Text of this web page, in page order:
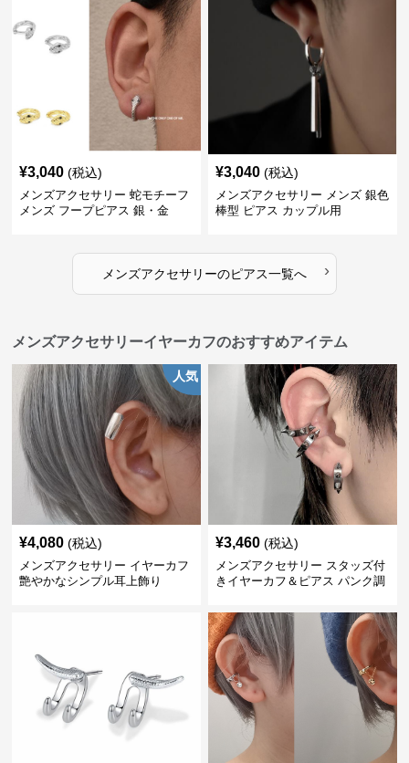
¥3,040 (税込)
メンズアクセサリー 蛇モチーフ
メンズ フープピアス 銀・金
¥3,040 (税込)
メンズアクセサリー メンズ 銀色
棒型 ピアス カップル用
メンズアクセサリーのピアス一覧へ ›
メンズアクセサリーイヤーカフのおすすめアイテム
人気
¥4,080 (税込)
メンズアクセサリー イヤーカフ
艶やかなシンプル耳上飾り
¥3,460 (税込)
メンズアクセサリー スタッズ付
きイヤーカフ＆ピアス パンク調